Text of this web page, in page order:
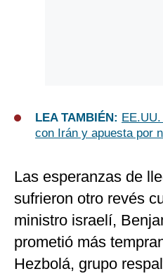
LEA TAMBIÉN:
con Irán y apuesta por
Las esperanzas de
sufrieron otro revés
ministro israelí,
prometió más
Hezbolá, grupo